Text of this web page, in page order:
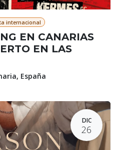
internacional
EN CANARIAS
EN LAS
, España
DIC
26